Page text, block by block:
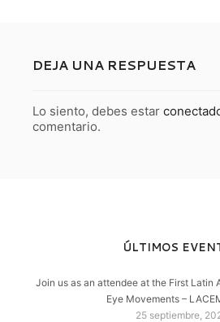
DEJA UNA RESPUESTA
Lo siento, debes estar
comentario.
ÚLTIMOS
Join us as an attendee at the First Latin
Eye Movements –
25 septiembre,